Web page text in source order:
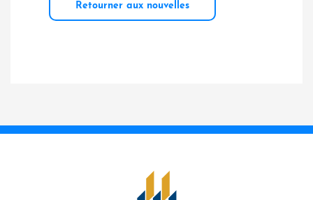
Retourner aux nouvelles